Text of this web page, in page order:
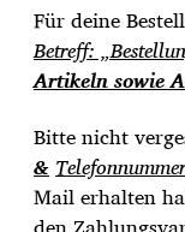
Für deine
Betreff:
Artikeln sowie
Bitte nicht
&Telefonnummer
Mail erhalten